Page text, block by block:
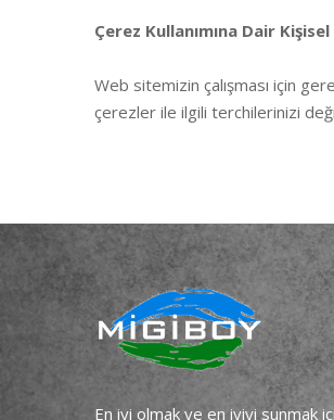
Çerez Kullanımına Dair
Web sitemizin çalışması için
çerezler ile ilgili terchilerinizi
En iyi olmak ve en iyiyi sunmak